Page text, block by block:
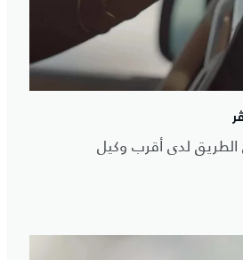
الطريق لدى أقرب وكيل